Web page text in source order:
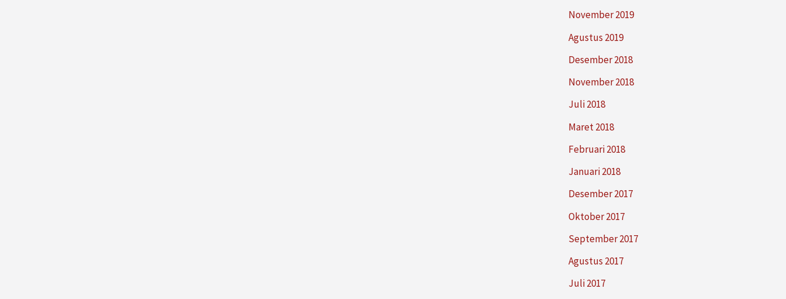
November 2019
Agustus 2019
Desember 2018
November 2018
Juli 2018
Maret 2018
Februari 2018
Januari 2018
Desember 2017
Oktober 2017
September 2017
Agustus 2017
Juli 2017